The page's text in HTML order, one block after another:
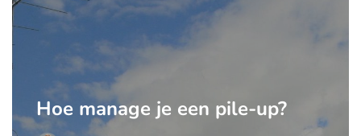
Hoe manage je een pile-up?